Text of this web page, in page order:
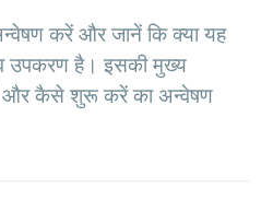
करें और जानें कि क्या यह
उपकरण है। इसकी मुख्य
और कैसे शुरू करें का अन्वेषण